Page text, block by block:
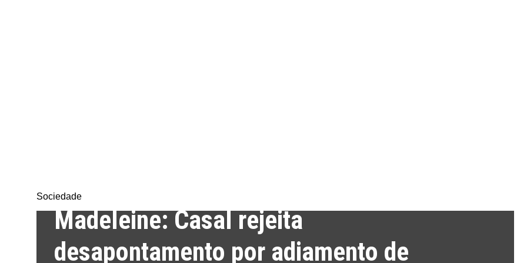
Sociedade
Madeleine: Casal rejeita
desapontamento por adiamento de